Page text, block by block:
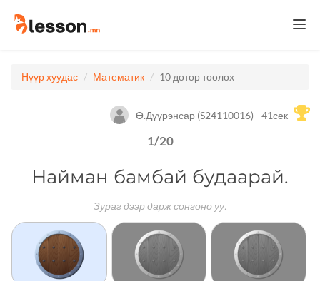
Нүүр хуудас Математик 10 дотор тоолох
Ө.Дүүрэнсар (S24110016) - 41сек
1/20
Найман бамбай будаарай.
Зураг дээр дарж сонгоно уу.